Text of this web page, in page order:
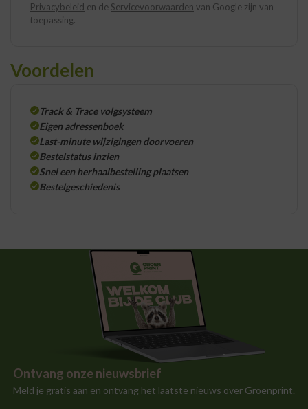
Privacybeleid en de Servicevoorwaarden van Google zijn van
toepassing.
Voordelen
Track & Trace volgsysteem
Eigen adressenboek
Last-minute wijzigingen doorvoeren
Bestelstatus inzien
Snel een herhaalbestelling plaatsen
Bestelgeschiedenis
Ontvang onze nieuwsbrief
Meld je gratis aan en ontvang het laatste nieuws over Groenprint.